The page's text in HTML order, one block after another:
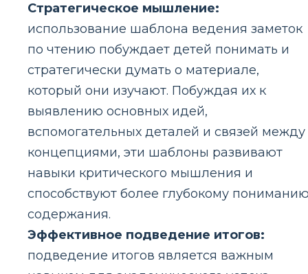
Стратегическое мышление:
использование шаблона ведения заметок
по чтению побуждает детей понимать и
стратегически думать о материале,
который они изучают. Побуждая их к
выявлению основных идей,
вспомогательных деталей и связей между
концепциями, эти шаблоны развивают
навыки критического мышления и
способствуют более глубокому
содержания.
Эффективное подведение итогов:
подведение итогов является важным